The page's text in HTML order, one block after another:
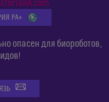
РА»
опасен для биороботов,